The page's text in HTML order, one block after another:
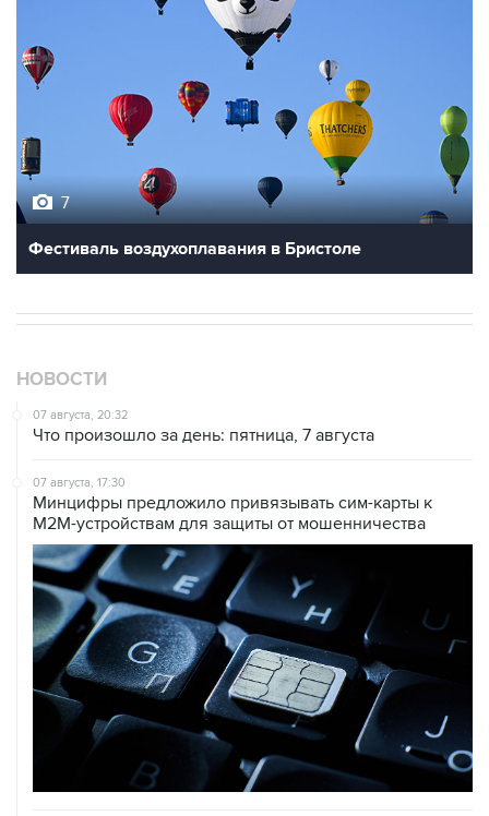
7
Фестиваль воздухоплавания в Бристоле
НОВОСТИ
07 августа, 20:32
Что произошло за день: пятница, 7 августа
07 августа, 17:30
Минцифры предложило привязывать сим-карты к
M2M-устройствам для защиты от мошенничества